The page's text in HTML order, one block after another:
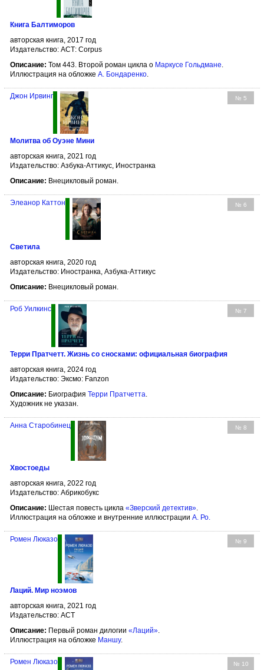
Книга Балтиморов
авторская книга, 2017 год
Издательство: АСТ: Corpus
Описание: Том 443. Второй роман цикла о Маркусе Гольдмане.
Иллюстрация на обложке А. Бондаренко.
№ 5
Джон Ирвинг
Молитва об Оуэне Мини
авторская книга, 2021 год
Издательство: Азбука-Аттикус, Иностранка
Описание: Внецикловый роман.
№ 6
Элеанор Каттон
Светила
авторская книга, 2020 год
Издательство: Иностранка, Азбука-Аттикус
Описание: Внецикловый роман.
№ 7
Роб Уилкинс
Терри Пратчетт. Жизнь со сносками: официальная биография
авторская книга, 2024 год
Издательство: Эксмо: Fanzon
Описание: Биография Терри Пратчетта
Художник не указан.
№ 8
Анна Старобинец
Хвостоеды
авторская книга, 2022 год
Издательство: Абрикобукс
Описание: Шестая повесть цикла «Зверский детектив»
Иллюстрация на обложке и внутренние иллюстрации А. Ро
№ 9
Ромен Люказо
Лаций. Мир ноэмов
авторская книга, 2021 год
Издательство: АСТ
Описание: Первый роман дилогии «Лаций»
Иллюстрация на обложке Маншу.
№ 10
Ромен Люказо